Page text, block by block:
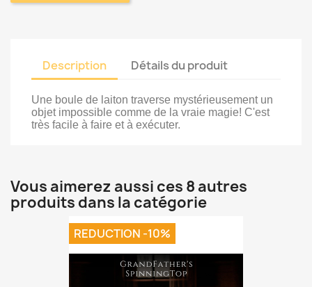
Description Détails du produit
Une boule de laiton traverse mystérieusement un
objet impossible comme de la vraie magie! C'est
très facile à faire et à exécuter.
Vous aimerez aussi ces 8 autres
produits dans la catégorie
REDUCTION -10%